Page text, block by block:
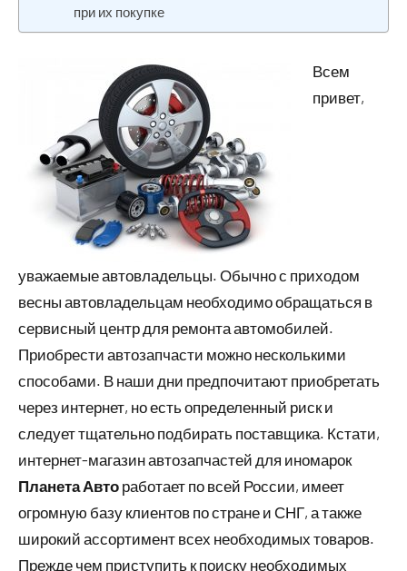
при их покупке
Всем
привет,
уважаемые автовладельцы. Обычно с приходом
весны автовладельцам необходимо обращаться в
сервисный центр для ремонта автомобилей.
Приобрести автозапчасти можно несколькими
способами. В наши дни предпочитают приобретать
через интернет, но есть определенный риск и
следует тщательно подбирать поставщика. Кстати,
интернет-магазин автозапчастей для иномарок
Планета Авто работает по всей России, имеет
огромную базу клиентов по стране и СНГ, а также
широкий ассортимент всех необходимых товаров.
Прежде чем приступить к поиску необходимых